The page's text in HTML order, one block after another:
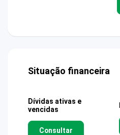
Situação financeira
Dívidas ativas e
vencidas
Consultar